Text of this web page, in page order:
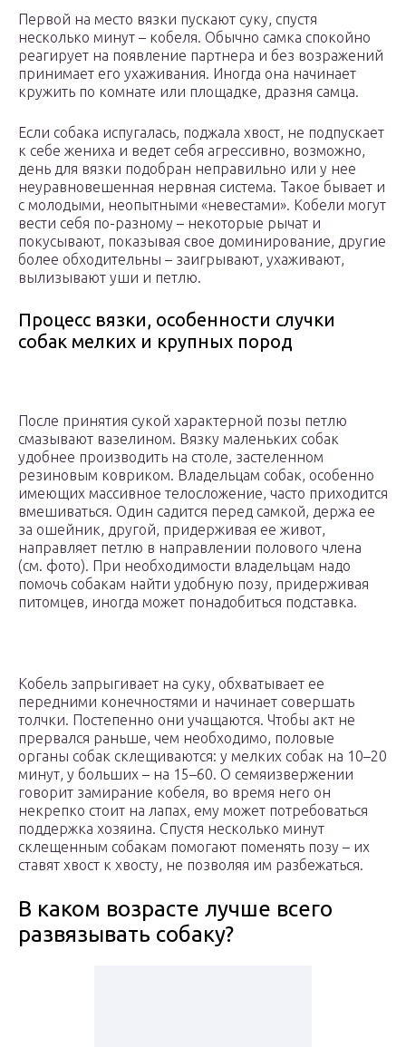
Первой на место вязки пускают суку, спустя
несколько минут – кобеля. Обычно самка спокойно
реагирует на появление партнера и без возражений
принимает его ухаживания. Иногда она начинает
кружить по комнате или площадке, дразня самца.
Если собака испугалась, поджала хвост, не подпускает
к себе жениха и ведет себя агрессивно, возможно,
день для вязки подобран неправильно или у нее
неуравновешенная нервная система. Такое бывает и
с молодыми, неопытными «невестами». Кобели могут
вести себя по-разному – некоторые рычат и
покусывают, показывая свое доминирование, другие
более обходительны – заигрывают, ухаживают,
вылизывают уши и петлю.
Процесс вязки, особенности случки
собак мелких и крупных пород
После принятия сукой характерной позы петлю
смазывают вазелином. Вязку маленьких собак
удобнее производить на столе, застеленном
резиновым ковриком. Владельцам собак, особенно
имеющих массивное телосложение, часто приходится
вмешиваться. Один садится перед самкой, держа ее
за ошейник, другой, придерживая ее живот,
направляет петлю в направлении полового члена
(см. фото). При необходимости владельцам надо
помочь собакам найти удобную позу, придерживая
питомцев, иногда может понадобиться подставка.
Кобель запрыгивает на суку, обхватывает ее
передними конечностями и начинает совершать
толчки. Постепенно они учащаются. Чтобы акт не
прервался раньше, чем необходимо, половые
органы собак склещиваются: у мелких собак на 10–20
минут, у больших – на 15–60. О семяизвержении
говорит замирание кобеля, во время него он
некрепко стоит на лапах, ему может потребоваться
поддержка хозяина. Спустя несколько минут
склещенным собакам помогают поменять позу – их
ставят хвост к хвосту, не позволяя им разбежаться.
В каком возрасте лучше всего
развязывать собаку?